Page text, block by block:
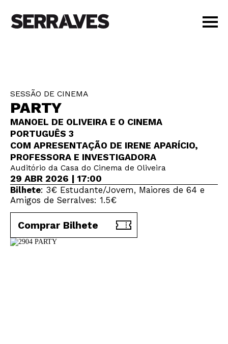
LOJA
PT | EN
BILHETES
AMIGOS
SESSÃO DE CINEMA
PARTY
MANOEL DE OLIVEIRA E O CINEMA
PORTUGUÊS 3
COM APRESENTAÇÃO DE IRENE APARÍCIO,
PROFESSORA E INVESTIGADORA
Auditório da Casa do Cinema de Oliveira
29 ABR 2026 | 17:00
Bilhete: 3€ Estudante/Jovem, Maiores de 64 e
Amigos de Serralves: 1.5€
Comprar Bilhete